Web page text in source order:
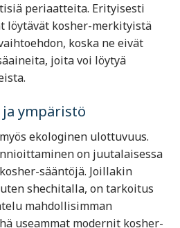
periaatteita. Erityisesti
löytävät kosher-merkityistä
koska ne eivät
joita voi löytyä
ja ympäristö
ekologinen ulottuvuus.
on juutalaisessa
sääntöjä. Joillakin
shechitalla, on tarkoitus
mahdollisimman
useammat modernit kosher-